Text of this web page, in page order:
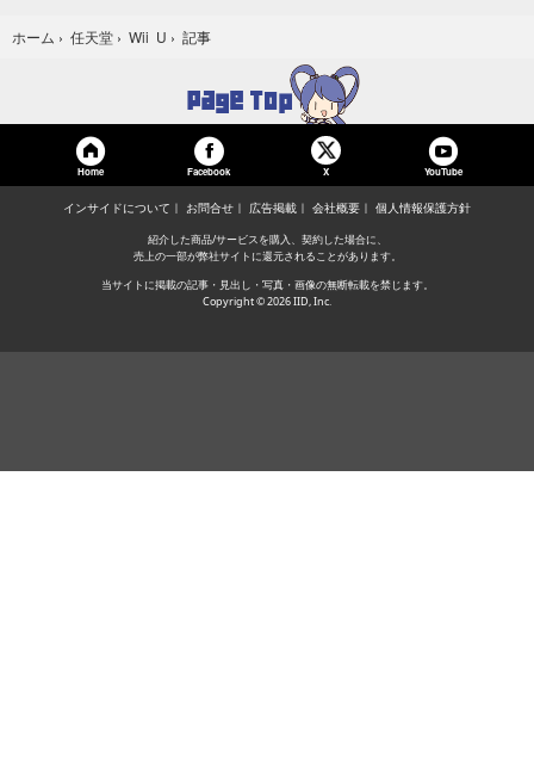
ホーム › 任天堂 › Wii U › 記事
Home Facebook X YouTube
インサイドについて お問合せ 広告掲載 会社概要 個人情報保護方針
紹介した商品/サービスを購入、契約した場合に、
売上の一部が弊社サイトに還元されることがあります。
当サイトに掲載の記事・見出し・写真・画像の無断転載を禁じます。
Copyright © 2026 IID, Inc.